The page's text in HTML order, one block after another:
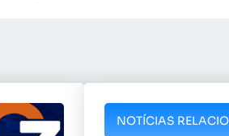
NOTÍCIAS